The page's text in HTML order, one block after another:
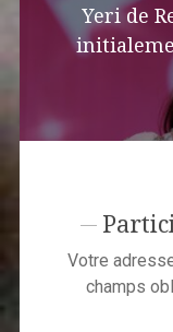
Yeri de
Votre
champs